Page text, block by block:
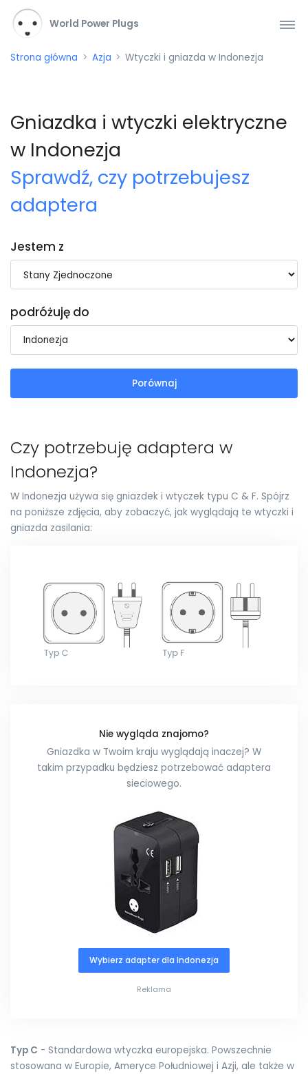
World Power Plugs
Strona główna Azja Wtyczki i gniazda w Indonezja
Gniazdka i wtyczki elektryczne
w Indonezja
Sprawdź, czy potrzebujesz
adaptera
Jestem z
podróżuję do
Porównaj
Czy potrzebuję adaptera w
Indonezja?
W Indonezja używa się gniazdek i wtyczek typu C & F. Spójrz
na poniższe zdjęcia, aby zobaczyć, jak wyglądają te wtyczki i
gniazda zasilania:
Nie wygląda znajomo?
Gniazdka w Twoim kraju wyglądają inaczej? W
takim przypadku będziesz potrzebować adaptera
sieciowego.
Wybierz adapter dla Indonezja
Reklama
Typ C - Standardowa wtyczka europejska. Powszechnie
stosowana w Europie, Ameryce Południowej i Azji, ale także w